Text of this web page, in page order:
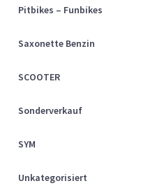
Pitbikes – Funbikes
Saxonette Benzin
SCOOTER
Sonderverkauf
SYM
Unkategorisiert